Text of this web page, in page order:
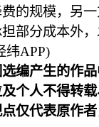
的规模，另
部分成本外
纬APP)
编产生的作
个人不得转
仅代表原作